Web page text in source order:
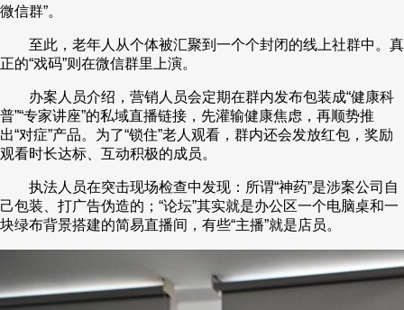
微信群”。
至此，老年人从个体被汇聚到一个个封闭的线上社群中。真
正的“戏码”则在微信群里上演。
办案人员介绍，营销人员会定期在群内发布包装成“健康科
普”“专家讲座”的私域直播链接，先灌输健康焦虑，再顺势推
出“对症”产品。为了“锁住”老人观看，群内还会发放红包，奖励
观看时长达标、互动积极的成员。
执法人员在突击现场检查中发现：所谓“神药”是涉案公司自
己包装、打广告伪造的；“论坛”其实就是办公区一个电脑桌和一
块绿布背景搭建的简易直播间，有些“主播”就是店员。